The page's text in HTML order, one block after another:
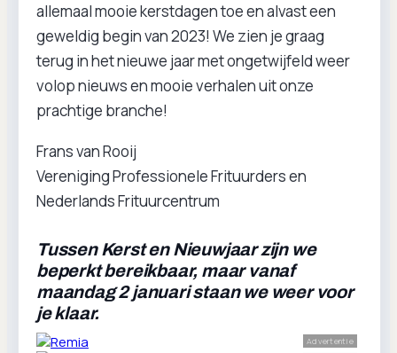
allemaal mooie kerstdagen toe en alvast een
geweldig begin van 2023! We zien je graag
terug in het nieuwe jaar met ongetwijfeld weer
volop nieuws en mooie verhalen uit onze
prachtige branche!
Frans van Rooij
Vereniging Professionele Frituurders en
Nederlands Frituurcentrum
Tussen Kerst en Nieuwjaar zijn we
beperkt bereikbaar, maar vanaf
maandag 2 januari staan we weer voor
je klaar.
Advertentie